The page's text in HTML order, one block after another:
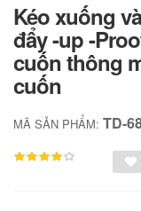
Kéo xuống
đẩy -up -
cuốn thông
cuốn
MÃ SẢN PHẨM: TD-